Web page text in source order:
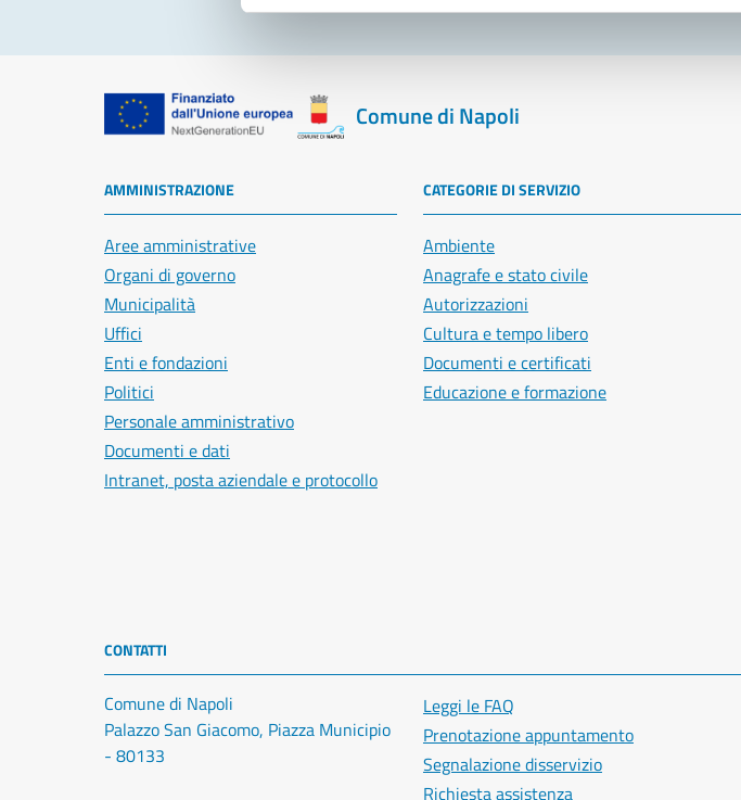
Comune di Napoli
AMMINISTRAZIONE
Aree amministrative
Organi di governo
Municipalità
Uffici
Enti e fondazioni
Politici
Personale amministrativo
Documenti e dati
Intranet, posta aziendale e protocollo
CATEGORIE DI SERVIZIO
Ambiente
Anagrafe e stato civile
Autorizzazioni
Cultura e tempo libero
Documenti e certificati
Educazione e formazione
CONTATTI
Comune di Napoli
Palazzo San Giacomo, Piazza Municipio
- 80133
Leggi le FAQ
Prenotazione appuntamento
Segnalazione disservizio
Richiesta assistenza